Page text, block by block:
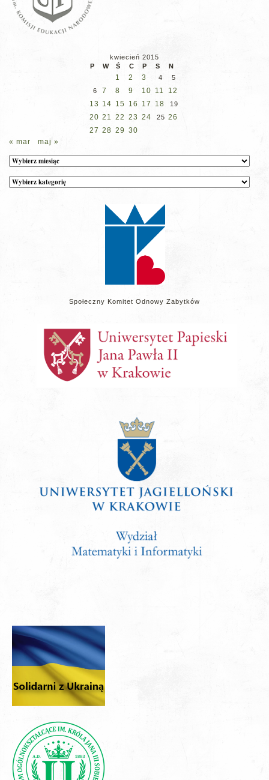
kwiecień 2015
P
W Ś C P S N
1 2 3 4
5
6
7 8 9 10 11
12
13 14 15 16 17 18 19
20 21 22 23 24 25 26
27 28 29 30
« mar
maj »
Archiwum
Kategorie
wpisów
Społeczny Komitet Odnowy Zabytków